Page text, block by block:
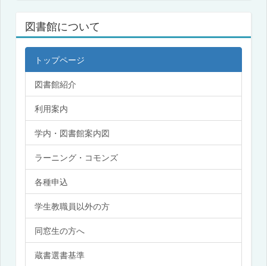
図書館について
トップページ
図書館紹介
利用案内
学内・図書館案内図
ラーニング・コモンズ
各種申込
学生教職員以外の方
同窓生の方へ
蔵書選書基準